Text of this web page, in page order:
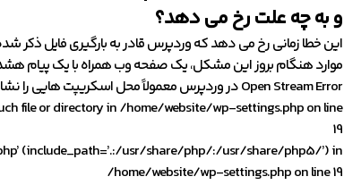
و به چه علت رخ می دهد؟
این خطا زمانی رخ می دهد که وردپرس قادر به بارگیری فایل ذکر
Open Stream Error در وردپرس معمولاً محل اسکریپت هایی را نشان می دهد که ارور در آن رخ داده است. این پیام ممکن است به شکل زیر باشد:
file or directory in /home/website/wp-settings.php on line
19
(include_path=’.:/usr/share/php/:/usr/share/php5/’) in
/home/website/wp-settings.php on line 19